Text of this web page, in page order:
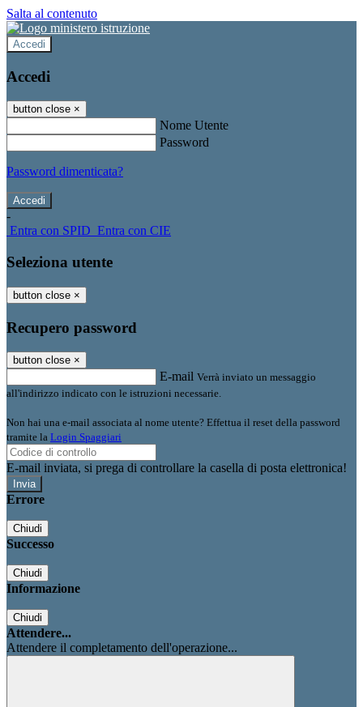
Salta al contenuto
Accedi
Accedi
button close ×
Nome Utente
Password
Password dimenticata?
-
Entra con SPID Entra con CIE
Seleziona utente
button close ×
Recupero password
button close ×
E-mail Verrà inviato un messaggio
all'indirizzo indicato con le istruzioni necessarie.
Non hai una e-mail associata al nome utente? Effettua il reset della password
tramite la Login Spaggiari
E-mail inviata, si prega di controllare la casella di posta elettronica!
Errore
Chiudi
Successo
Chiudi
Informazione
Chiudi
Attendere...
Attendere il completamento dell'operazione...